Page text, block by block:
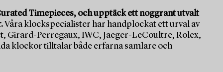
Timepieces, och upptäck ett noggrant utvalt
Våra klockspecialister har handplockat ett urval av
Girard-Perregaux, IWC, Jaeger-LeCoultre, Rolex,
klockor tilltalar både erfarna samlare och